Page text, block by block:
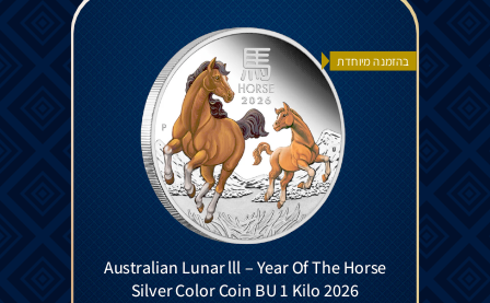
בהזמנה מיוחדת
Australian Lunar lll – Year Of The Horse
Silver Color Coin BU 1 Kilo 2026